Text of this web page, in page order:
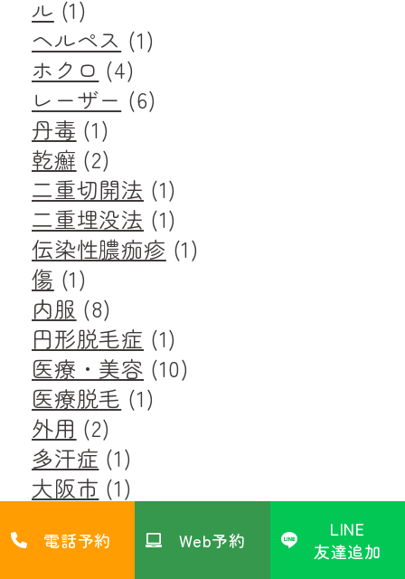
ル (1)
ヘルペス (1)
ホクロ (4)
レーザー (6)
丹毒 (1)
乾癬 (2)
二重切開法 (1)
二重埋没法 (1)
伝染性膿痂疹 (1)
傷 (1)
内服 (8)
円形脱毛症 (1)
医療・美容 (10)
医療脱毛 (1)
外用 (2)
多汗症 (1)
大阪市 (1)
尋常性疣贅 (1)
電話予約 Web予約
LINE
友達追加